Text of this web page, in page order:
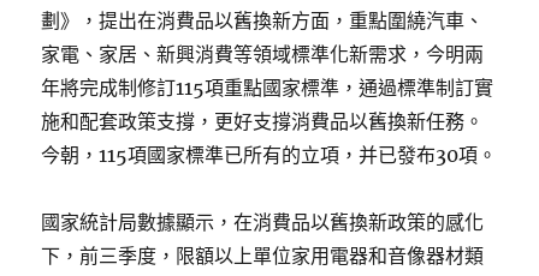
劃》，提出在消費品以舊換新方面，重點圍繞汽車、
家電、家居、新興消費等領域標準化新需求，今明兩
年將完成制修訂115項重點國家標準，通過標準制訂實
施和配套政策支撐，更好支撐消費品以舊換新任務。
今朝，115項國家標準已所有的立項，并已發布30項。
國家統計局數據顯示，在消費品以舊換新政策的感化
下，前三季度，限額以上單位家用電器和音像器材類